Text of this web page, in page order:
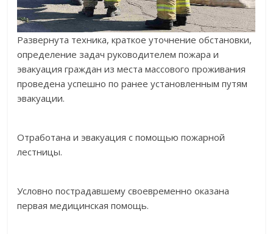
Развернута техника, краткое уточнение обстановки,
определение задач руководителем пожара и
эвакуация граждан из места массового проживания
проведена успешно по ранее установленным путям
эвакуации.
Отработана и эвакуация с помощью пожарной
лестницы.
Условно пострадавшему своевременно оказана
первая медицинская помощь.